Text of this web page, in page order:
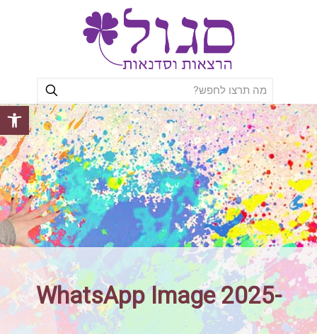
פתח
WhatsApp Image 2025-